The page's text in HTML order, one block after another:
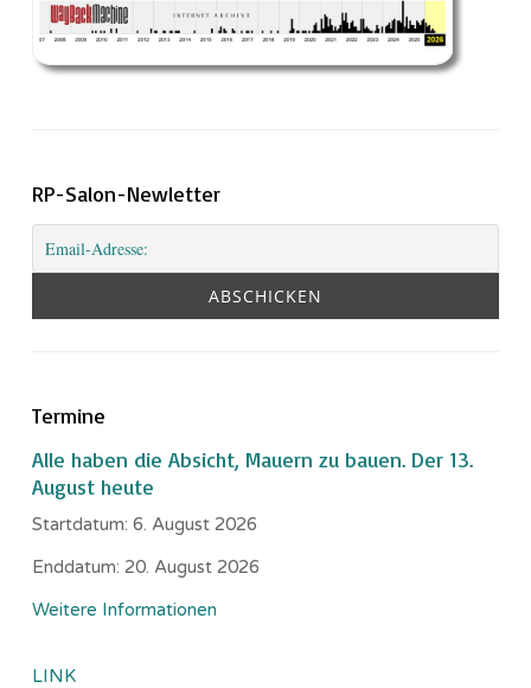
RP-Salon-Newletter
Termine
Alle haben die Absicht, Mauern zu bauen. Der 13.
August heute
Startdatum: 6. August 2026
Enddatum: 20. August 2026
Weitere Informationen
LINK